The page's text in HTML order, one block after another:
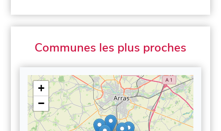
Communes les plus proches
+
−